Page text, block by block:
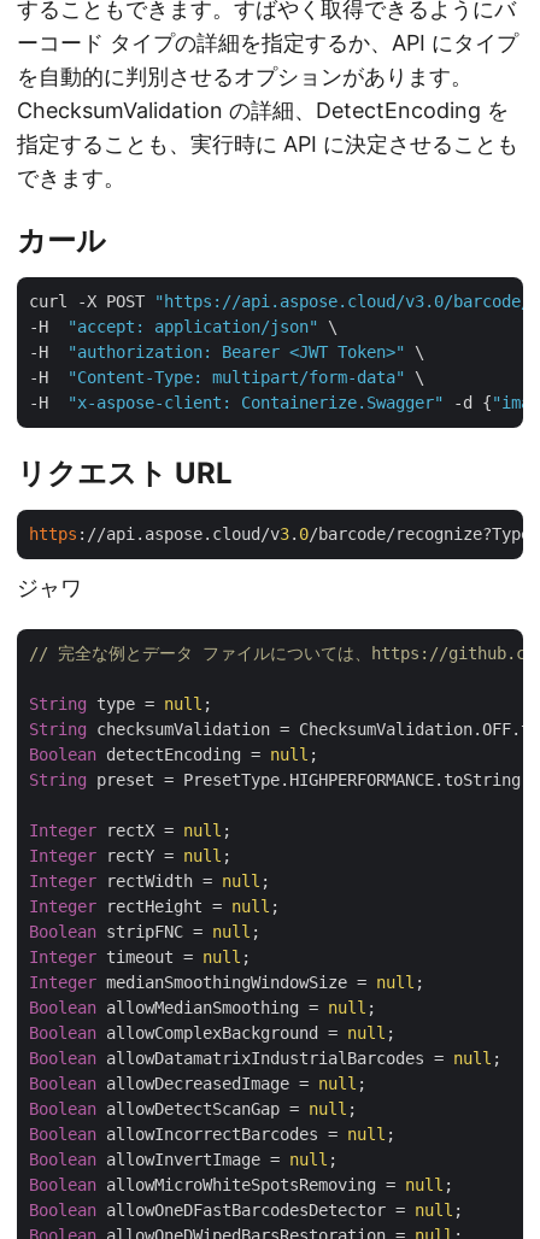
することもできます。すばやく取得できるようにバ
ーコード タイプの詳細を指定するか、API にタイプ
を自動的に判別させるオプションがあります。
ChecksumValidation の詳細、DetectEncoding を
指定することも、実行時に API に決定させることも
できます。
カール
curl -X POST
"https://api.aspose.cloud/v3.0/barcode/
-H
"accept: application/json"
\
-H
"authorization: Bearer <JWT Token>"
\
-H
"Content-Type: multipart/form-data"
\
-H
"x-aspose-client: Containerize.Swagger" -d {
リクエスト URL
https ://api.aspose.cloud/v3. 0/barcode/recognize?Type=
ジャワ
// 完全な例とデータ ファイルについては、https://
String type = null
String
Boolean detectEncoding = null
String preset =
Integer rectX = null
Integer rectY = null
Integer rectWidth = null
Integer rectHeight = null
Boolean stripFNC = null
Integer timeout = null
Integer medianSmoothingWindowSize = null
Boolean allowMedianSmoothing = null
Boolean allowComplexBackground = null
Boolean allowDatamatrixIndustrialBarcodes = null
Boolean allowDecreasedImage = null
Boolean allowDetectScanGap = null
Boolean allowIncorrectBarcodes = null
Boolean allowInvertImage = null
Boolean allowMicroWhiteSpotsRemoving = null
Boolean allowOneDFastBarcodesDetector = null